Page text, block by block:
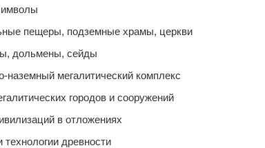
пещеры, подземные храмы, церкви
дольмены, сейды
наземный мегалитический комплекс
городов и сооружений
в отложениях
технологии древности